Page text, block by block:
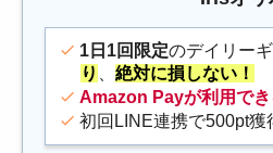
1日1回限定のデイリー
り
絶対に損しない！
Amazon Payが利用でき
初回LINE連携で500pt獲